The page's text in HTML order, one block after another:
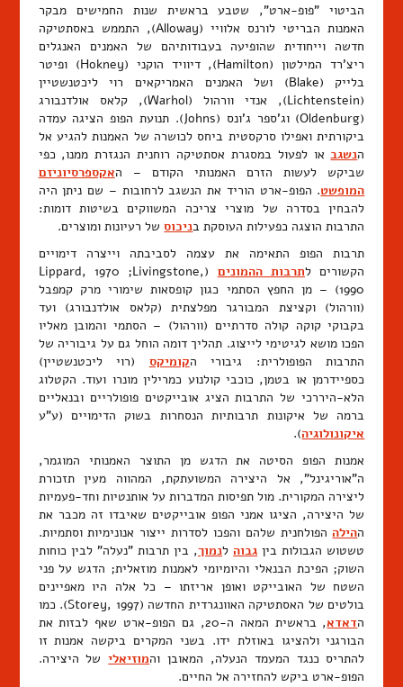
הביטוי "פופ-ארט", שטבע בראשית שנות החמישים מבקר
האמנות הבריטי לורנס אלוויי (Alloway), התממש באסתטיקה
חדשה וייחודית שהופיעה בעבודותיהם של האמנים האנגלים
ריצ'רד המילטון (Hamilton), דיוויד הוקני (Hokney) ופיטר
בלייק (Blake) ושל האמנים האמריקאים רוי ליכטנשטיין
(Lichtenstein), אנדי וורהול (Warhol), קלאס אולדנבורג
(Oldenburg) וג'ספר ג'ונס (Johns). תנועת הפופ הציגה עמדה
ביקורתית ואפילו סרקסטית ביחס לכושרה של האמנות להגיע אל
הנשגבאו לפעול במסגרת אסתטיקה רוחנית הנגזרת ממנו, כפי
שביקש לעשות הזרם האמנותי הקודם – האקספרסיוניזם
המופשט. הפופ-ארט הוריד את הנשגב לרחובות – שם ניתן היה
להבחין בסדרה של מוצרי צריכה המשווקים בשיטות דומות:
התרבות הוצגה כפעילות העוסקת בניכוסשל רעיונות ומוצרים.
תרבות הפופ התאימה את עצמה לסביבתה וייצרה דימויים
הקשורים לתרבות ההמונים
(Lippard, 1970 ;Livingstone,
1990) – מן החפץ הסתמי כגון קופסאות שימורי מרק קמפבל
(וורהול) וקציצת המבורגר מפלצתית (קלאס אולדנבורג) ועד
בקבוקי קוקה קולה סדרתיים (וורהול) – הסתמי והמובן מאליו
הפכו מושא לגיטימי לייצוג. תהליך דומה הוחל גם על גיבוריה של
התרבות הפופולרית: גיבורי הקומיקס (רוי ליכטנשטיין)
כספיידרמן או בטמן, כוכבי קולנוע כמרילין מונרו ועוד. הקטלוג
הלא-היררכי של התרבות הציג אובייקטים פופולריים ובנאליים
ברמה של איקונות תרבותיות הנסחרות בשוק הדימויים (ע"ע
איקונולוגיה).
אמנות הפופ הסיטה את הדגש מן התוצר האמנותי המוגמר,
ה"אוריגינל", אל היצירה המשועתקת, המהווה מעין תזכורת
ליצירה המקורית. מול תפיסות המדברות על אותנטיות וחד-פעמיות
של היצירה, הציגו אמני הפופ אובייקטים שאיבדו זה מכבר את
ההילה הפולחנית שלהם והפכו לסדרות ייצור אנונימיות וסתמיות.
טשטוש הגבולות בין גבוה לנמוך, בין תרבות "נעלה" לבין כוחות
השוק; הפיכת הבנאלי והיומיומי לאמנות מוזאלית; הדגש על פני
השטח של האובייקט ואופן אריזתו – כל אלה היו מאפיינים
בולטים של האסתטיקה האוונגרדית החדשה (Storey, 1997). כמו
הדאדא
, בראשית המאה ה-20, גם הפופ-ארט שאף לבזות את
הבורגני ולהציגו באוזלת ידו. בשני המקרים ביקשה אמנות זו
להתריס כנגד המעמד הנעלה, המאובן והמוזיאלישל היצירה.
הפופ-ארט ביקש להחזירה אל החיים.